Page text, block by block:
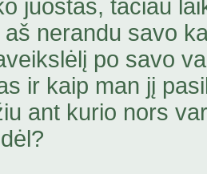
juostas, tačiau
nerandu savo
po savo
ir kaip man jį
ant kurio nors